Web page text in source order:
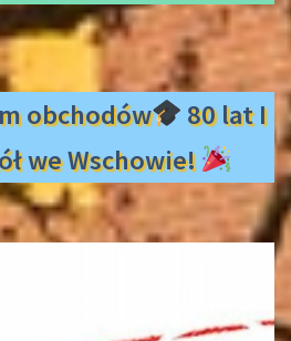
obchodów
80 lat I
we Wschowie!